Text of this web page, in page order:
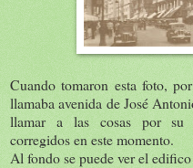
Cuando tomaron esta foto,
llamaba avenida de José
llamar a las cosas por su
corregidos en este momento.
Al fondo se puede ver el